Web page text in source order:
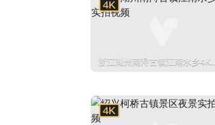
浙江湖州南浔古镇江南水乡4K实